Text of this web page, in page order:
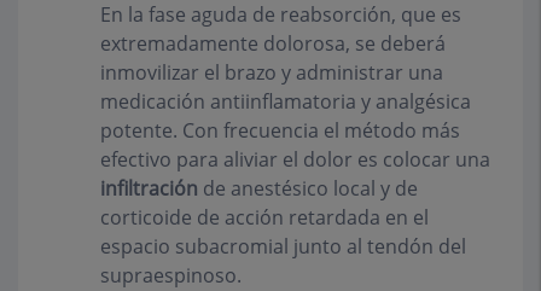
En la fase aguda de reabsorción, que es
extremadamente dolorosa, se deberá
inmovilizar el brazo y administrar una
medicación antiinflamatoria y analgésica
potente. Con frecuencia el método más
efectivo para aliviar el dolor es colocar una
infiltración de anestésico local y de
corticoide de acción retardada en el
espacio subacromial junto al tendón del
supraespinoso.